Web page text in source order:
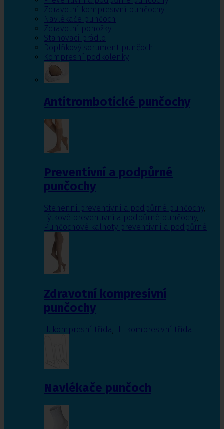
Zdravotní kompresivní punčochy
Navlékače punčoch
Zdravotní ponožky
Stahovací prádlo
Doplňkový sortiment punčoch
Kompresní podkolenky
Antitrombotické punčochy
Preventivní a podpůrné
punčochy
Stehenní preventivní a podpůrné punčochy,
Lýtkové preventivní a podpůrné punčochy,
Punčochové kalhoty preventivní a podpůrné
Zdravotní kompresivní
punčochy
II. kompresní třída III. kompresivní třída
Navlékače punčoch